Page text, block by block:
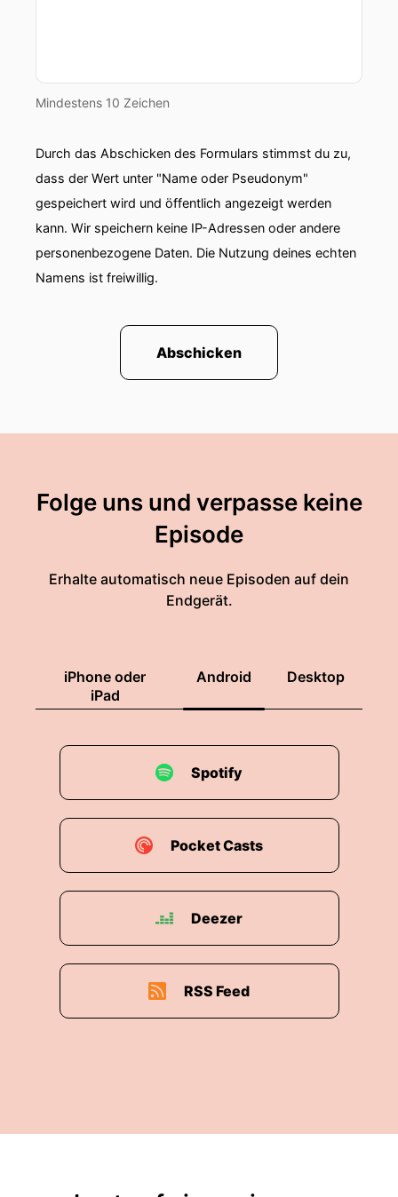
Mindestens 10 Zeichen
Durch das Abschicken des Formulars stimmst du zu,
dass der Wert unter "Name oder Pseudonym"
gespeichert wird und öffentlich angezeigt werden
kann. Wir speichern keine IP-Adressen oder andere
personenbezogene Daten. Die Nutzung deines echten
Namens ist freiwillig.
Abschicken
Folge uns und verpasse keine
Episode
Erhalte automatisch neue Episoden auf dein
Endgerät.
iPhone oder
iPad
Android Desktop
Spotify
Pocket Casts
Deezer
RSS Feed